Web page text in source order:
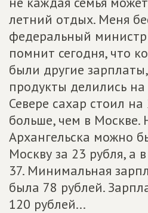
летний отдых. Меня
федеральный
помнит сегодня, что
были другие
продукты делились
Севере сахар стоил
больше, чем в Москве.
Архангельска можно
Москву за 23 рубля, а
37. Минимальная
была 78 рублей.
120 рублей...